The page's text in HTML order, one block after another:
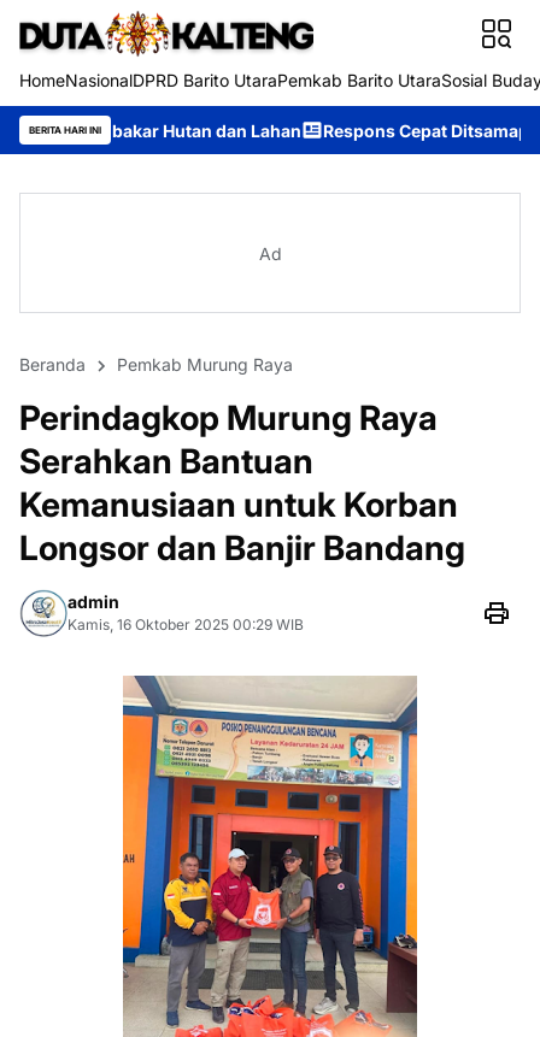
HomeNasionalDPRD Barito UtaraPemkab Barito UtaraSosial
BERITA HARI INI
dan Lahan Respons Cepat Ditsamapta Polda Kalteng
Ad
Beranda Pemkab Murung Raya
Perindagkop Murung Raya
Serahkan Bantuan
Kemanusiaan untuk Korban
Longsor dan Banjir Bandang
admin
Kamis, 16 Oktober 2025 00:29 WIB